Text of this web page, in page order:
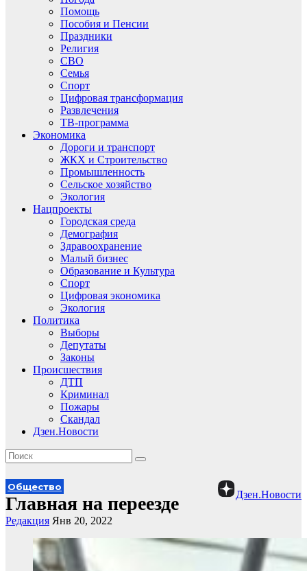
Помощь
Пособия и Пенсии
Праздники
Религия
СВО
Семья
Спорт
Цифровая трансформация
Развлечения
ТВ-программа
Экономика
Дороги и транспорт
ЖКХ и Строительство
Промышленность
Сельское хозяйство
Экология
Нацпроекты
Городская среда
Демография
Здравоохранение
Малый бизнес
Образование и Культура
Спорт
Цифровая экономика
Экология
Политика
Выборы
Депутаты
Законы
Происшествия
ДТП
Криминал
Пожары
Скандал
Дзен.Новости
Дзен.Новости
Общество
Главная на переезде
Редакция Янв 20, 2022